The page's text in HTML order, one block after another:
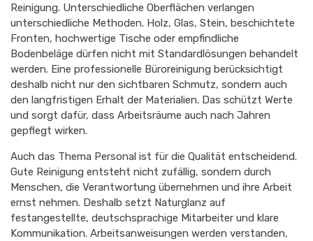
Reinigung. Unterschiedliche Oberflächen verlangen
unterschiedliche Methoden. Holz, Glas, Stein, beschichtete
Fronten, hochwertige Tische oder empfindliche
Bodenbeläge dürfen nicht mit Standardlösungen behandelt
werden. Eine professionelle Büroreinigung berücksichtigt
deshalb nicht nur den sichtbaren Schmutz, sondern auch
den langfristigen Erhalt der Materialien. Das schützt Werte
und sorgt dafür, dass Arbeitsräume auch nach Jahren
gepflegt wirken.
Auch das Thema Personal ist für die Qualität entscheidend.
Gute Reinigung entsteht nicht zufällig, sondern durch
Menschen, die Verantwortung übernehmen und ihre Arbeit
ernst nehmen. Deshalb setzt Naturglanz auf
festangestellte, deutschsprachige Mitarbeiter und klare
Kommunikation. Arbeitsanweisungen werden verstanden,